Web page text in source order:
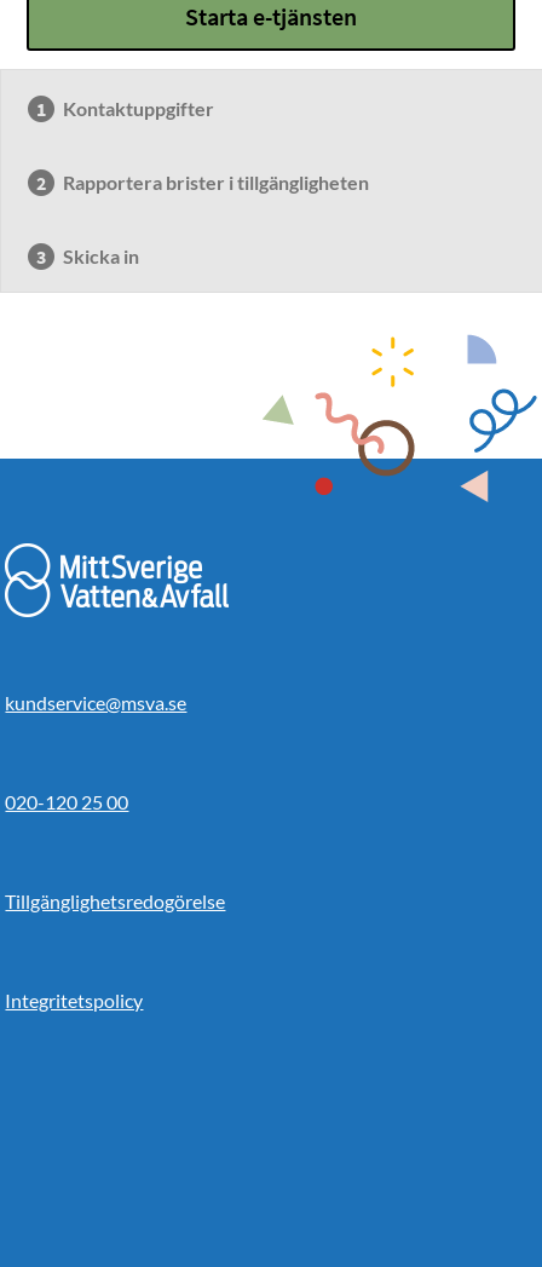
Starta e-tjänsten
Kontaktuppgifter
Rapportera brister i tillgängligheten
Skicka in
kundservice@msva.se
020-120 25 00
Tillgänglighetsredogörelse
Integritetspolicy